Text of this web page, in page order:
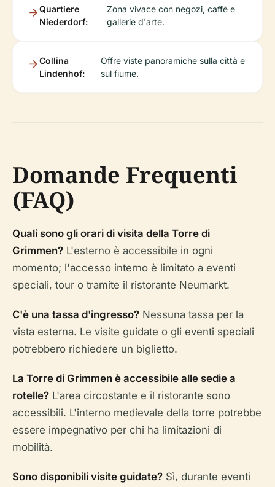
Quartiere
Niederdorf:
Zona vivace con negozi, caffè e
gallerie d'arte.
Collina
Lindenhof:
Offre viste panoramiche sulla città e
sul fiume.
Domande Frequenti
(FAQ)
Quali sono gli orari di visita della Torre di
Grimmen? L'esterno è accessibile in ogni
momento; l'accesso interno è limitato a eventi
speciali, tour o tramite il ristorante Neumarkt.
C'è una tassa d'ingresso? Nessuna tassa per la
vista esterna. Le visite guidate o gli eventi speciali
potrebbero richiedere un biglietto.
La Torre di Grimmen è accessibile alle sedie a
rotelle? L'area circostante e il ristorante sono
accessibili. L'interno medievale della torre potrebbe
essere impegnativo per chi ha limitazioni di
mobilità.
Sono disponibili visite guidate? Sì, durante eventi